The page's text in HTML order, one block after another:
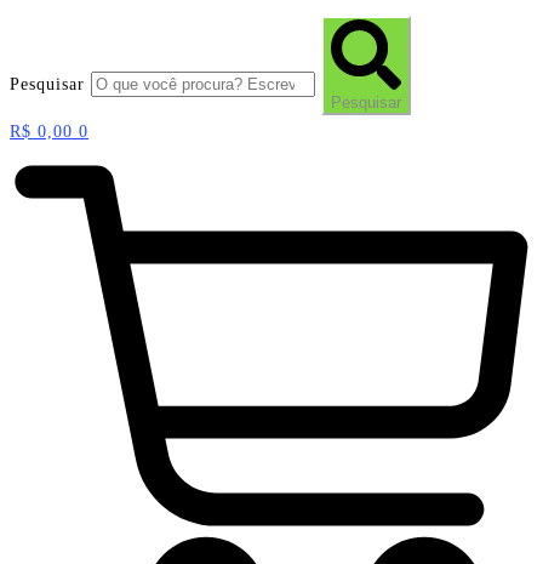
Pesquisar
Pesquisar
R$ 0,00 0